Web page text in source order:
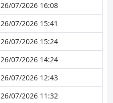
26/07/2026 16:08
26/07/2026 15:41
26/07/2026 15:24
26/07/2026 14:24
26/07/2026 12:43
26/07/2026 11:32